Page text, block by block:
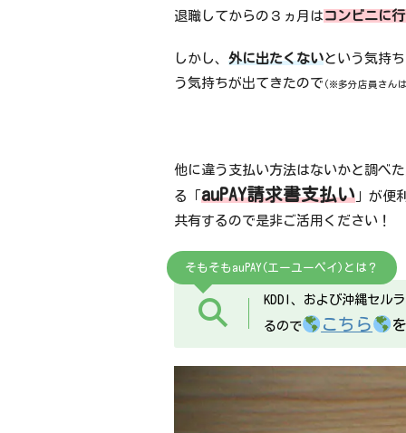
退職してからの３ヵ月は コンビニに
しかし、 外に出たくないという気持
う気持ちが出てきたので (※多分店員さん
他に違う支払い方法はないかと調べ
る「 auPAY請求書支払い 」が便
共有するので是非ご活用ください！
そもそもauPAY(エーユーペイ)とは？
KDDI、および沖縄セル
るので
こちら